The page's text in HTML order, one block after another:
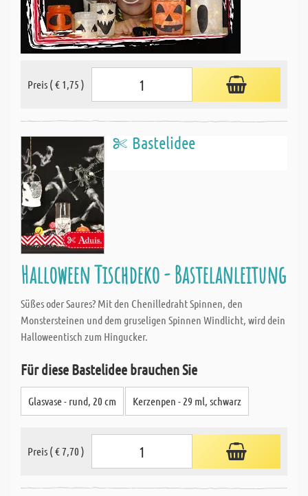
Preis ( € 1,75 )
Bastelidee
Halloween Tischdeko - Bastelanleitung
Süßes oder Saures? Mit den Chenilledraht Spinnen, den
Monstersteinen und dem gruseligen Spinnen Windlicht, wird dein
Halloweentisch zum Hingucker.
Für diese Bastelidee brauchen Sie
Glasvase - rund, 20 cm Kerzenpen - 29 ml, schwarz
Preis ( € 7,70 )